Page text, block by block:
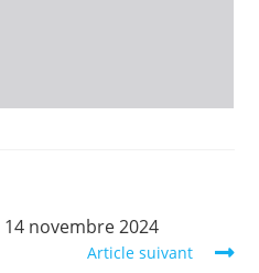
novembre 2024
Article suivant